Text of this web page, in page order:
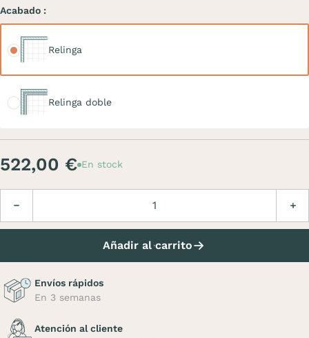
Acabado :
Relinga
Relinga doble
522,00 € En stock
Añadir al carrito
Envíos rápidos
En 3 semanas
Atención al cliente